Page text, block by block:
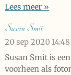
Lees meer »
Susan Smit
20 sep 2020 14:48
Susan Smit is
voorheen als